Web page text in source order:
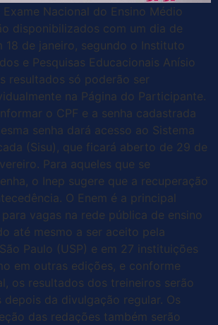
Nacional do Ensino Médio
disponibilizados com um dia de
18 de janeiro, segundo o Instituto
e Pesquisas Educacionais Anísio
resultados só poderão ser
na Página do Participante.
o CPF e a senha cadastrada
senha dará acesso ao Sistema
(Sisu), que ficará aberto de 29 de
Para aqueles que se
o Inep sugere que a recuperação
O Enem é a principal
vagas na rede pública de ensino
até mesmo a ser aceito pela
Paulo (USP) e em 27 instituições
em outras edições, e conforme
os resultados dos treineiros serão
da divulgação regular. Os
das redações também serão